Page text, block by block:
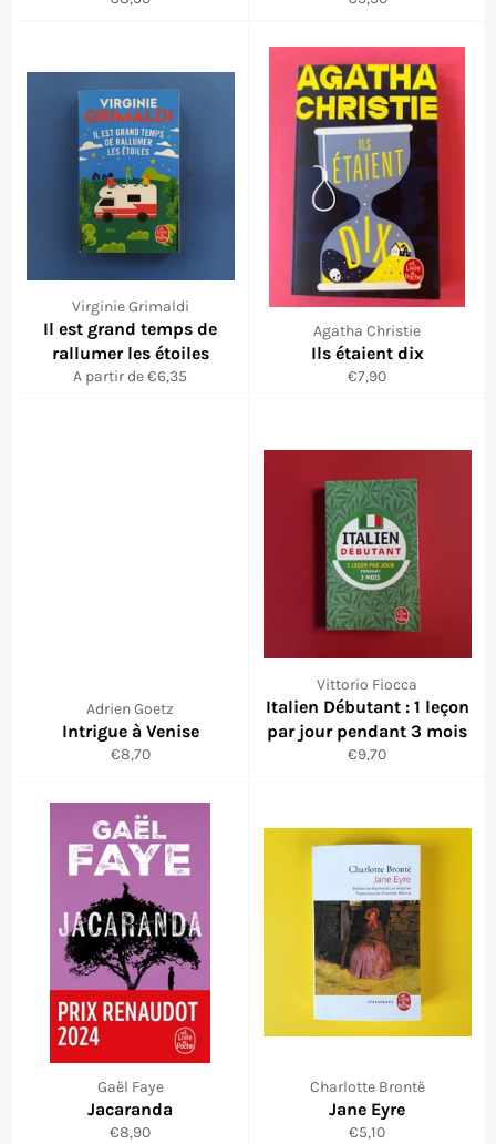
Virginie Grimaldi
Il est grand temps de
rallumer les étoiles
A partir de €6,35
Agatha Christie
Ils étaient dix
Prix
€7,90
Adrien Goetz
Intrigue à Venise
Prix
€8,70
Vittorio Fiocca
Italien Débutant : 1 leçon
par jour pendant 3 mois
Prix
€9,70
Gaël Faye
Jacaranda
Prix
€8,90
Charlotte Brontë
Jane Eyre
Prix
€5,10